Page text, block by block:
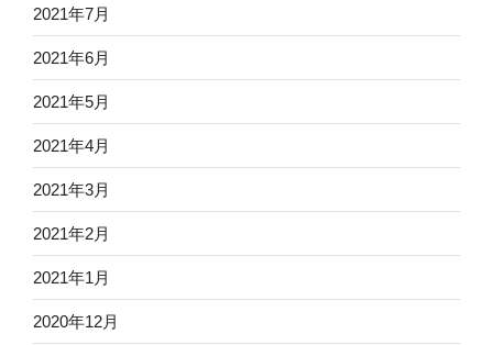
2021年7月
2021年6月
2021年5月
2021年4月
2021年3月
2021年2月
2021年1月
2020年12月